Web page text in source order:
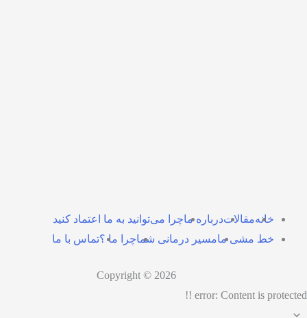
خانهمقالاتدرباره ماچرا می‌توانید به ما اعتماد کنید
خط‌ مشی مامسیر درمانی شماچرا ما ؟تماس با ما
Copyright © 2026
error: Content is protected !!
پیمایش